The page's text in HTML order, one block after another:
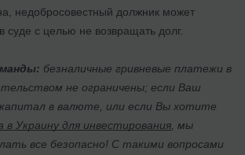
недобросовестный должник может
суде с целью не возвращать долг.
безналичные гривневые платежи в
не ограничены; если Ваш
в валюте, или если Вы хотите
в Украину для инвестирования , мы
все безопасно! С такими вопросами